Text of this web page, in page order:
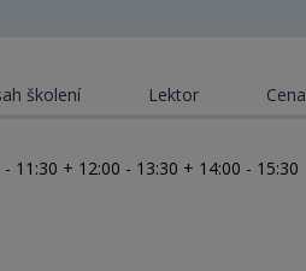
školení Lektor Cena
11:30 + 12:00 - 13:30 + 14:00 - 15:30